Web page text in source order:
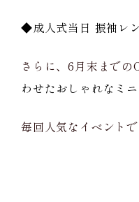
◆成人式当日 振袖レ
さらに、6月末まで
わせたおしゃれなミニ
毎回人気なイベント